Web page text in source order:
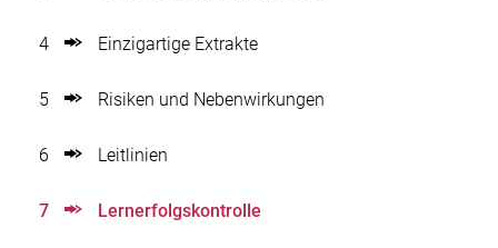
4 Einzigartige Extrakte
5 Risiken und Nebenwirkungen
6 Leitlinien
7 Lernerfolgskontrolle